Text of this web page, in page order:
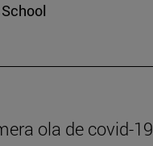
ola de covid-19